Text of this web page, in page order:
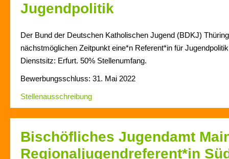
Jugendpolitik
Der Bund der Deutschen Katholischen Jugend (BDKJ)
nächstmöglichen Zeitpunkt eine*n Referent*in für
Dienstsitz: Erfurt. 50% Stellenumfang.
Bewerbungsschluss: 31. Mai 2022
Stellenausschreibung
Bischöfliches Jugendamt
Regionaljugendreferent*in